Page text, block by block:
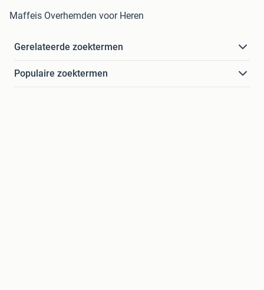
Maffeis Overhemden voor Heren
Gerelateerde zoektermen
Populaire zoektermen